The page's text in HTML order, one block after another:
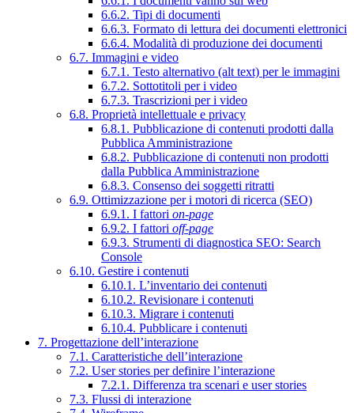
6.6.2. Tipi di documenti
6.6.3. Formato di lettura dei documenti elettronici
6.6.4. Modalità di produzione dei documenti
6.7. Immagini e video
6.7.1. Testo alternativo (alt text) per le immagini
6.7.2. Sottotitoli per i video
6.7.3. Trascrizioni per i video
6.8. Proprietà intellettuale e privacy
6.8.1. Pubblicazione di contenuti prodotti dalla
Pubblica Amministrazione
6.8.2. Pubblicazione di contenuti non prodotti
dalla Pubblica Amministrazione
6.8.3. Consenso dei soggetti ritratti
6.9. Ottimizzazione per i motori di ricerca (SEO)
6.9.1. I fattori on-page
6.9.2. I fattori off-page
6.9.3. Strumenti di diagnostica SEO: Search
Console
6.10. Gestire i contenuti
6.10.1. L’inventario dei contenuti
6.10.2. Revisionare i contenuti
6.10.3. Migrare i contenuti
6.10.4. Pubblicare i contenuti
7. Progettazione dell’interazione
7.1. Caratteristiche dell’interazione
7.2. User stories per definire l’interazione
7.2.1. Differenza tra scenari e user stories
7.3. Flussi di interazione